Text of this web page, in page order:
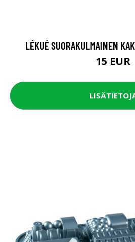
LÉKUÉ SUORAKULMAINEN
15 EUR